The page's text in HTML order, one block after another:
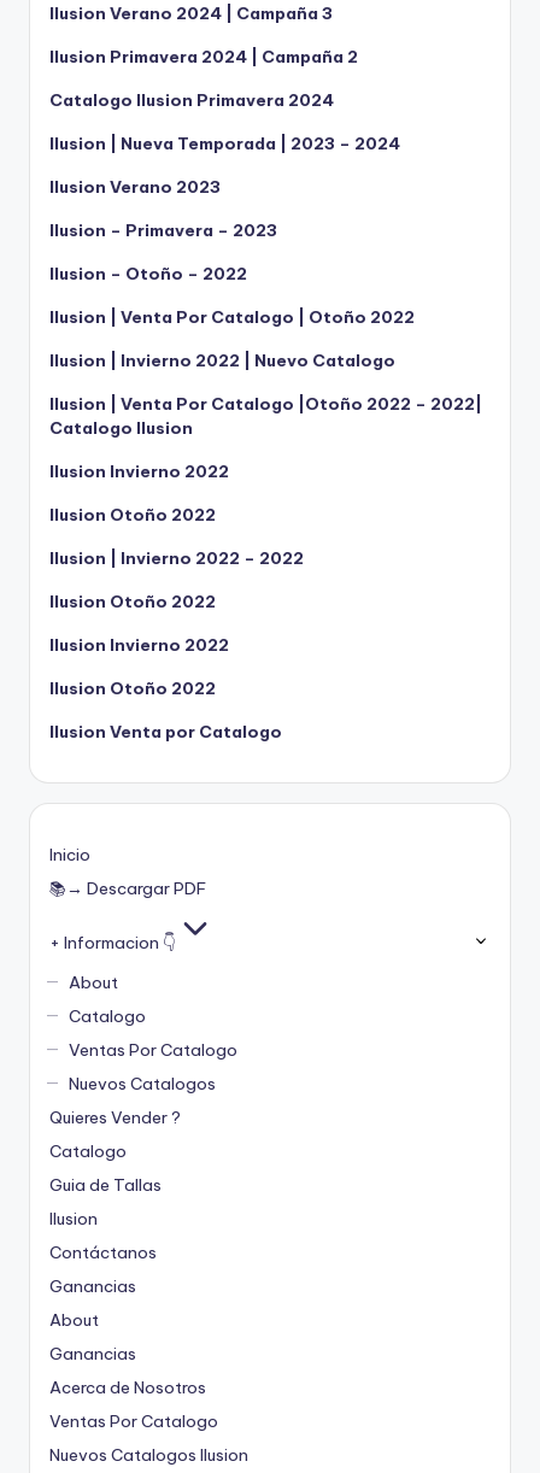
Ilusion Verano 2024 | Campaña 3
Ilusion Primavera 2024 | Campaña 2
Catalogo Ilusion Primavera 2024
Ilusion | Nueva Temporada | 2023 – 2024
Ilusion Verano 2023
Ilusion – Primavera – 2023
Ilusion – Otoño – 2022
Ilusion | Venta Por Catalogo | Otoño 2022
Ilusion | Invierno 2022 | Nuevo Catalogo
Ilusion | Venta Por Catalogo |Otoño 2022 – 2022|
Catalogo Ilusion
Ilusion Invierno 2022
Ilusion Otoño 2022
Ilusion | Invierno 2022 – 2022
Ilusion Otoño 2022
Ilusion Invierno 2022
Ilusion Otoño 2022
Ilusion Venta por Catalogo
Inicio
📚→ Descargar PDF
+ Informacion 👇
About
Catalogo
Ventas Por Catalogo
Nuevos Catalogos
Quieres Vender ?
Catalogo
Guia de Tallas
Ilusion
Contáctanos
Ganancias
About
Ganancias
Acerca de Nosotros
Ventas Por Catalogo
Nuevos Catalogos Ilusion